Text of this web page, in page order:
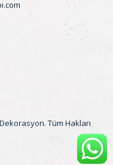
Tüm Hakları